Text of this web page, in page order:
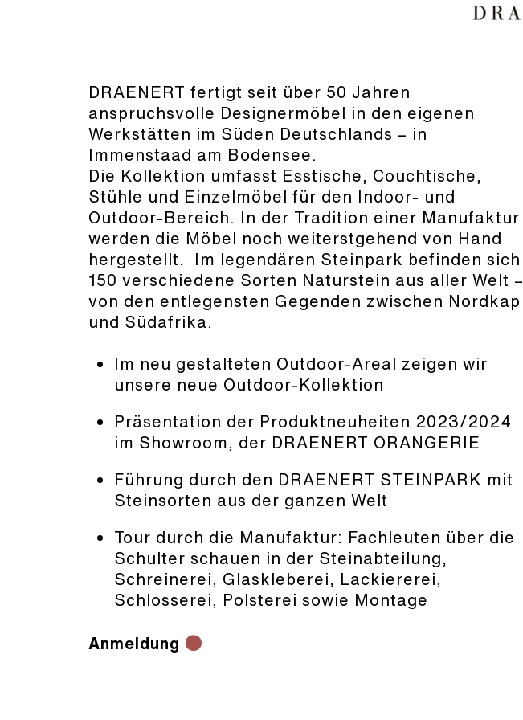
DRAENERT fertigt seit über 50 Jahren
anspruchsvolle Designermöbel in den eigenen
Werkstätten im Süden Deutschlands – in
Immenstaad am Bodensee.
Die Kollektion umfasst Esstische, Couchtische,
Stühle und Einzelmöbel für den Indoor- und
Outdoor-Bereich. In der Tradition einer Manufaktur
werden die Möbel noch weiterstgehend von Hand
hergestellt. Im legendären Steinpark befinden sich
150 verschiedene Sorten Naturstein aus aller Welt –
von den entlegensten Gegenden zwischen Nordkap
und Südafrika.
Im neu gestalteten Outdoor-Areal zeigen wir
unsere neue Outdoor-Kollektion
Präsentation der Produktneuheiten 2023/2024
im Showroom, der DRAENERT ORANGERIE
Führung durch den DRAENERT STEINPARK mit
Steinsorten aus der ganzen Welt
Tour durch die Manufaktur: Fachleuten über die
Schulter schauen in der Steinabteilung,
Schreinerei, Glaskleberei, Lackiererei,
Schlosserei, Polsterei sowie Montage
Anmeldung ●